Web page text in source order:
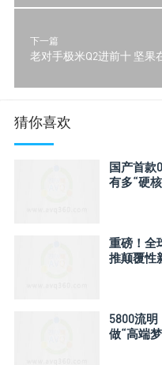
下一篇
老对手极米Q2进前十 坚果
猜你喜欢
国产首款
有多“硬
重磅！全
推颠覆性
5800流
做“高端